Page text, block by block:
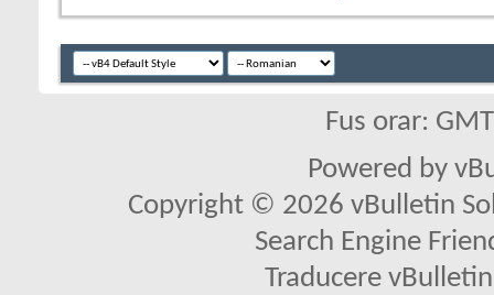
Fus orar:
Powered by
Copyright © 2026 vBulletin
Search Engine
Traducere